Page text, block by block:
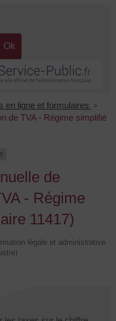
en ligne et formulaires >
de TVA - Régime simplifié
de
- Régime
11417)
légale et administrative